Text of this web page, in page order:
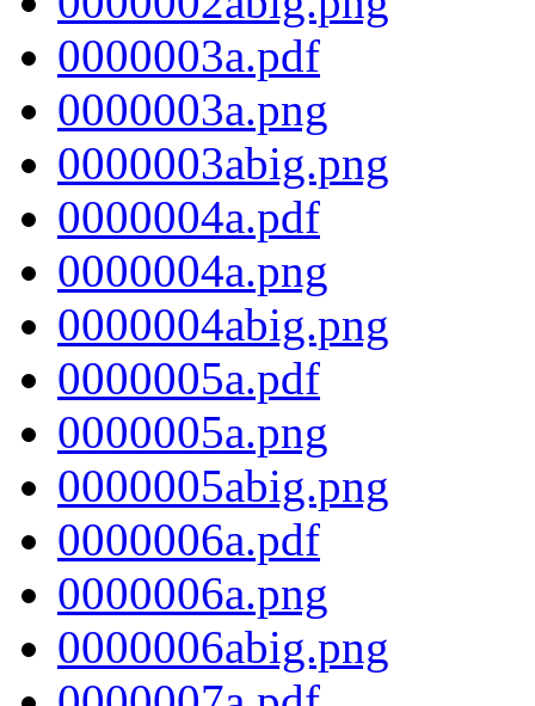
0000003a.pdf
0000003a.png
0000003abig.png
0000004a.pdf
0000004a.png
0000004abig.png
0000005a.pdf
0000005a.png
0000005abig.png
0000006a.pdf
0000006a.png
0000006abig.png